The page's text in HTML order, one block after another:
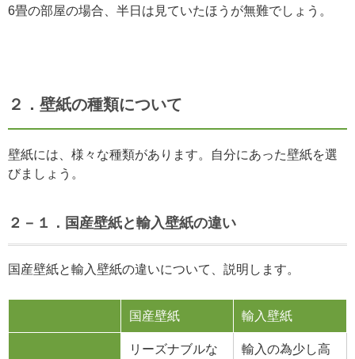
6畳の部屋の場合、半日は見ていたほうが無難でしょう。
２．壁紙の種類について
壁紙には、様々な種類があります。自分にあった壁紙を選
びましょう。
２－１．国産壁紙と輸入壁紙の違い
国産壁紙と輸入壁紙の違いについて、説明します。
国産壁紙 輸入壁紙
リーズナブルな
輸入の為少し高